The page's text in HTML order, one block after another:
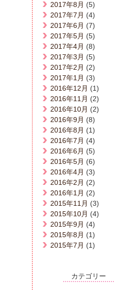
2017年8月 (5)
2017年7月 (4)
2017年6月 (7)
2017年5月 (5)
2017年4月 (8)
2017年3月 (5)
2017年2月 (2)
2017年1月 (3)
2016年12月 (1)
2016年11月 (2)
2016年10月 (2)
2016年9月 (8)
2016年8月 (1)
2016年7月 (4)
2016年6月 (5)
2016年5月 (6)
2016年4月 (3)
2016年2月 (2)
2016年1月 (2)
2015年11月 (3)
2015年10月 (4)
2015年9月 (4)
2015年8月 (1)
2015年7月 (1)
カテゴリー